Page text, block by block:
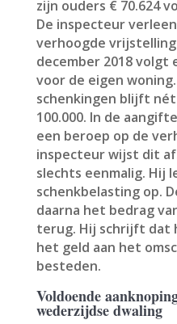
zijn ouders € 70.624
De inspecteur
verhoogde
december 2018 volgt
voor de eigen
schenkingen blijft
100.000. In de
een beroep op de
inspecteur wijst dit
slechts eenmalig. Hij
schenkbelasting op.
daarna het bedrag
terug. Hij schrijft dat
het geld aan het
besteden.
Voldoende
wederzijdse dwaling